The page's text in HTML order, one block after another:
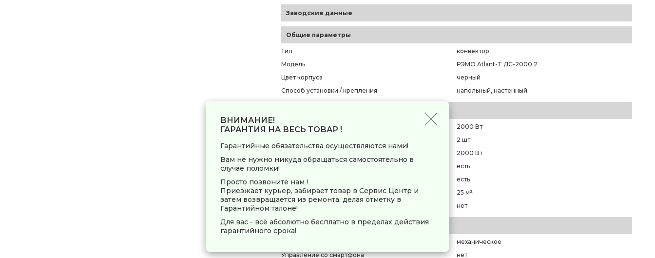
Заводские данные
Общие параметры
Тип
конвектор
Модель
РЭМО Atlant-T ДС-2000.2
Цвет корпуса
черный
Способ установки / крепления
напольный, настенный
Максимальная мощность
2000 Вт
2 шт
2000 Вт
есть
Регулировка температуры
есть
Рекомендуемая площадь обогрева
25 м²
Инверторная технология
нет
Управление
механическое
Управление со смартфона
нет
ВНИМАНИЕ!
ГАРАНТИЯ НА ВЕСЬ ТОВАР !
Гарантийные обязательства осуществляются нами!
Вам не нужно никуда обращаться самостоятельно в
случае поломки!
Просто позвоните нам !
Приезжает курьер, забирает товар в Сервис Центр и
затем возвращается из ремонта, делая отметку в
Гарантийном талоне!
Для вас - всё абсолютно бесплатно в пределах действия
гарантийного срока!